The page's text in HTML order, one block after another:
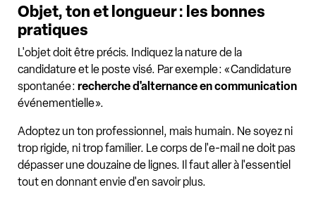
Objet, ton et longueur : les bonnes
pratiques
L'objet doit être précis. Indiquez la nature de la
candidature et le poste visé. Par exemple : « Candidature
spontanée : recherche d'alternance en communication
événementielle ».
Adoptez un ton professionnel, mais humain. Ne soyez ni
trop rigide, ni trop familier. Le corps de l'e-mail ne doit pas
dépasser une douzaine de lignes. Il faut aller à l'essentiel
tout en donnant envie d'en savoir plus.